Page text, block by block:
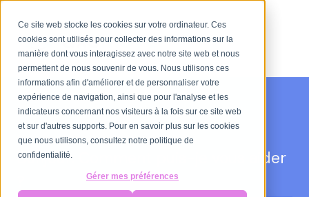
Ce site web stocke les cookies sur votre ordinateur. Ces
cookies sont utilisés pour collecter des informations sur la
manière dont vous interagissez avec notre site web et nous
permettent de nous souvenir de vous. Nous utilisons ces
informations afin d'améliorer et de personnaliser votre
expérience de navigation, ainsi que pour l'analyse et les
indicateurs concernant nos visiteurs à la fois sur ce site web
et sur d'autres supports. Pour en savoir plus sur les cookies
que nous utilisons, consultez notre politique de
confidentialité.
Gérer mes préférences
Bonjour. Comment puis-je vous aider